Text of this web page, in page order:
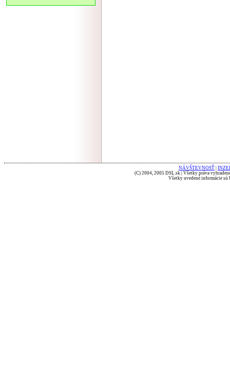
NÁVŠTEVNOSŤ
(C) 2004, 2005 DSL.sk | Všetky práva
Všetky uvedené informácie sú